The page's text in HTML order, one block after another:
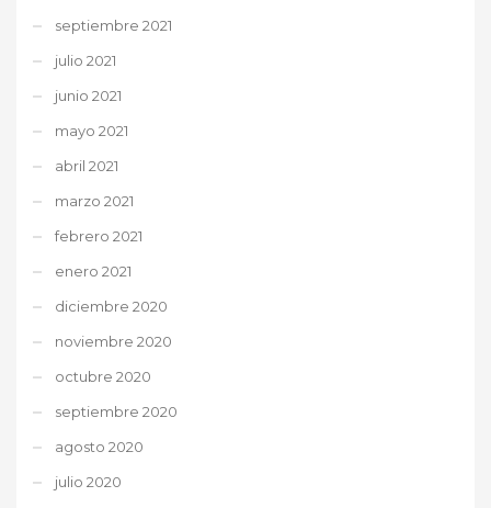
septiembre 2021
julio 2021
junio 2021
mayo 2021
abril 2021
marzo 2021
febrero 2021
enero 2021
diciembre 2020
noviembre 2020
octubre 2020
septiembre 2020
agosto 2020
julio 2020